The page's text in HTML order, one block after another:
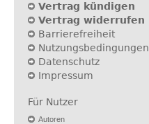
Vertrag kündigen
Vertrag widerrufen
Barrierefreiheit
Nutzungsbedingungen
Datenschutz
Impressum
Für Nutzer
Autoren